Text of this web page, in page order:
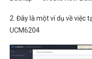
2. Đây là một ví dụ về việc
UCM6204